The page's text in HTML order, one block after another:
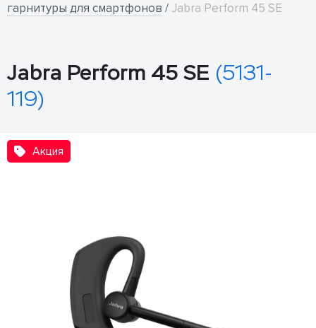
гарнитуры для смартфонов / Jabra Perform 45 SE
Jabra Perform 45 SE (5131-
119)
Акция